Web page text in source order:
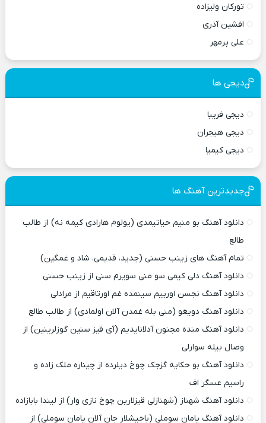
تورکان ولیزاده
افشین آذری
علی پرمهر
دیجی ها
دیجی فریبا
دیجی هیجران
دیجی کیمیا
جدیدترین آهنگ ها
دانلود آهنگ بو منیم حیاتیمدی (یولوم هارادی کیمه نه) از طالب
طالع
تمام آهنگ های زینب حسنی (جدید، قدیمی، شاد و غمگین)
دانلود آهنگ دلی کیمی سو منی سویرم سنی از زینب حسنی
دانلود آهنگ نجسن اورییم سینمده غم اورتاقیم از مرادلی
دانلود آهنگ دویغو (منی بله غمدن آلان اولمادی) از طالب طالع
دانلود آهنگ منده مجنون آدلانایدیم (آی قیز سنین گوزلرینین) از
وصال بیله سوارلی
دانلود آهنگ بو حکایه گزجک چوخ دیلرده از چیناره ملک زاده و
راسیم عسگر اف
دانلود آهنگ شهناز (شهنازلی قیزلارین چوخ نازی وار) از لیندا بابازاده
دانلود آهنگ یامان سوملی (باخیشلار جان آلان یامان سوملی) از